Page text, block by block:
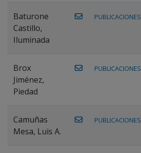
Baturone
Castillo,
Iluminada
PUBLICACIONES
Brox
Jiménez,
Piedad
PUBLICACIONES
Camuñas
Mesa, Luis A.
PUBLICACIONES